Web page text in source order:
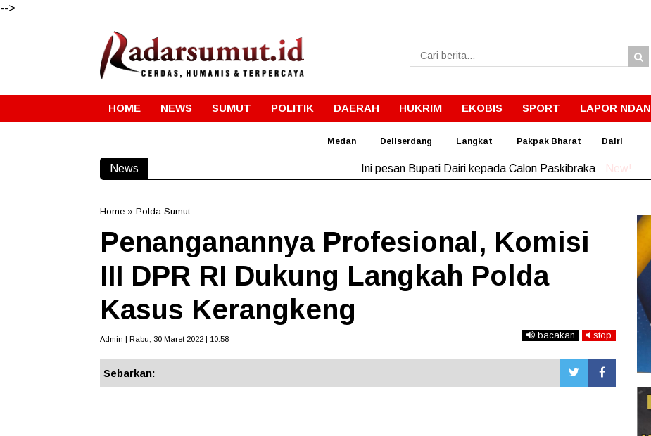
-->
HOME NEWS SUMUT POLITIK DAERAH HUKRIM EKOBIS SPORT LAPOR NDAN
Medan Deliserdang Langkat Pakpak Bharat Dairi
News Ini pesan Bupati Dairi kepada Calon Paskibraka New!
Home » Polda Sumut
Penanganannya Profesional, Komisi
III DPR RI Dukung Langkah Polda
Kasus Kerangkeng
Admin | Rabu, 30 Maret 2022 | 10.58 bacakan stop
Sebarkan: